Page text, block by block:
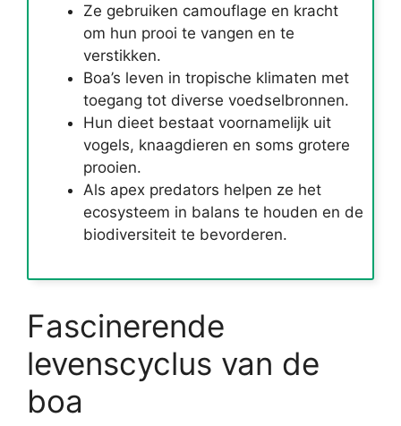
Ze gebruiken camouflage en kracht
om hun prooi te vangen en te
verstikken.
Boa’s leven in tropische klimaten met
toegang tot diverse voedselbronnen.
Hun dieet bestaat voornamelijk uit
vogels, knaagdieren en soms grotere
prooien.
Als apex predators helpen ze het
ecosysteem in balans te houden en de
biodiversiteit te bevorderen.
Fascinerende
levenscyclus van de
boa